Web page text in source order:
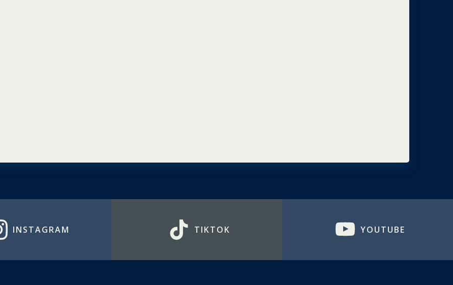
INSTAGRAM TIKTOK YOUTUBE